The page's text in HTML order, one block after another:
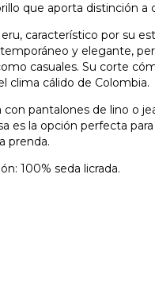
que aporta distinción a
característico por su
y elegante,
casuales. Su corte
clima cálido de Colombia.
con pantalones de lino o
es la opción perfecta
prenda.
100% seda licrada.